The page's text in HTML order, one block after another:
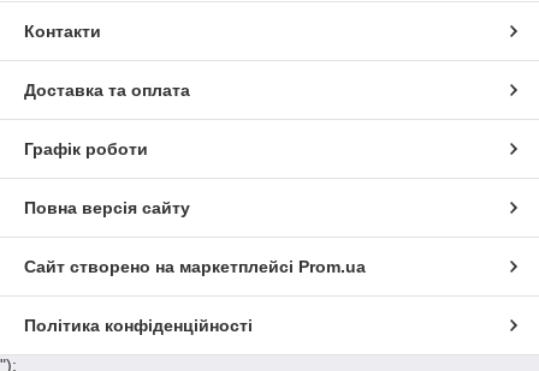
Контакти
Доставка та оплата
Графік роботи
Повна версія сайту
Сайт створено на маркетплейсі Prom.ua
Політика конфіденційності
");